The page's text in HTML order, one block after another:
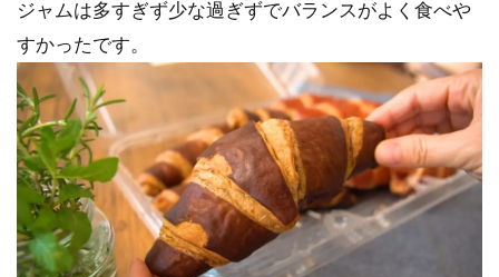
ジャムは多すぎず少な過ぎずでバランスがよく食べや
すかったです。